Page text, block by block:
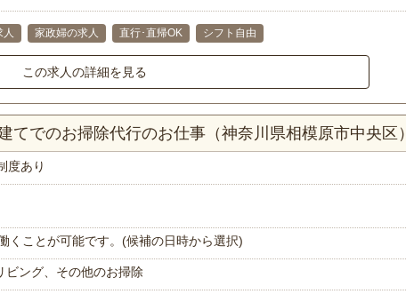
家政婦の求人 直行･直帰OK シフト自由
この求人の詳細を見る
でのお掃除代行のお仕事（神奈川県相模原市中央区）
度あり
くことが可能です。(候補の日時から選択)
ビング、その他のお掃除